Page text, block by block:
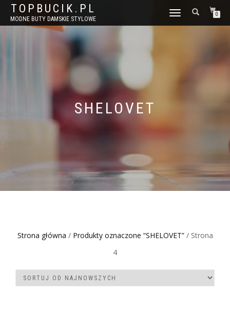
TOPBUCIK.PL
MODNE BUTY DAMSKIE STYLOWE
WŁĄCZ
NAWIGACJĘ
0
SHELOVET
Strona główna / Produkty oznaczone “SHELOVET”/ Strona
4